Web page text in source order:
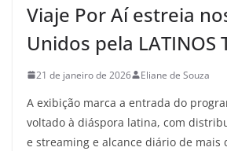
Viaje Por Aí estreia
Unidos pela LATINOS
21 de janeiro de 2026 Eliane de Souza
A exibição marca a entrada do
voltado à diáspora latina, com
e streaming e alcance diário de mais